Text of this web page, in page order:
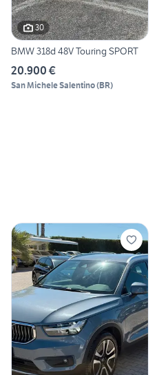
30
BMW 318d 48V Touring SPORT
20.900 €
San Michele Salentino(BR)